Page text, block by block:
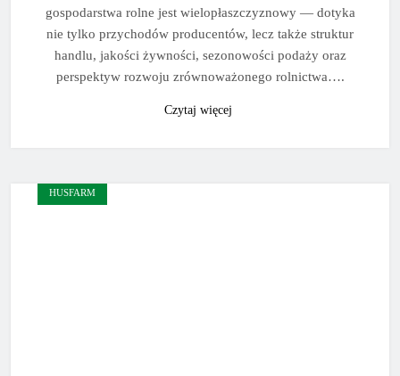
gospodarstwa rolne jest wielopłaszczyznowy — dotyka
nie tylko przychodów producentów, lecz także struktur
handlu, jakości żywności, sezonowości podaży oraz
perspektyw rozwoju zrównoważonego rolnictwa….
Czytaj więcej
HUSFARM